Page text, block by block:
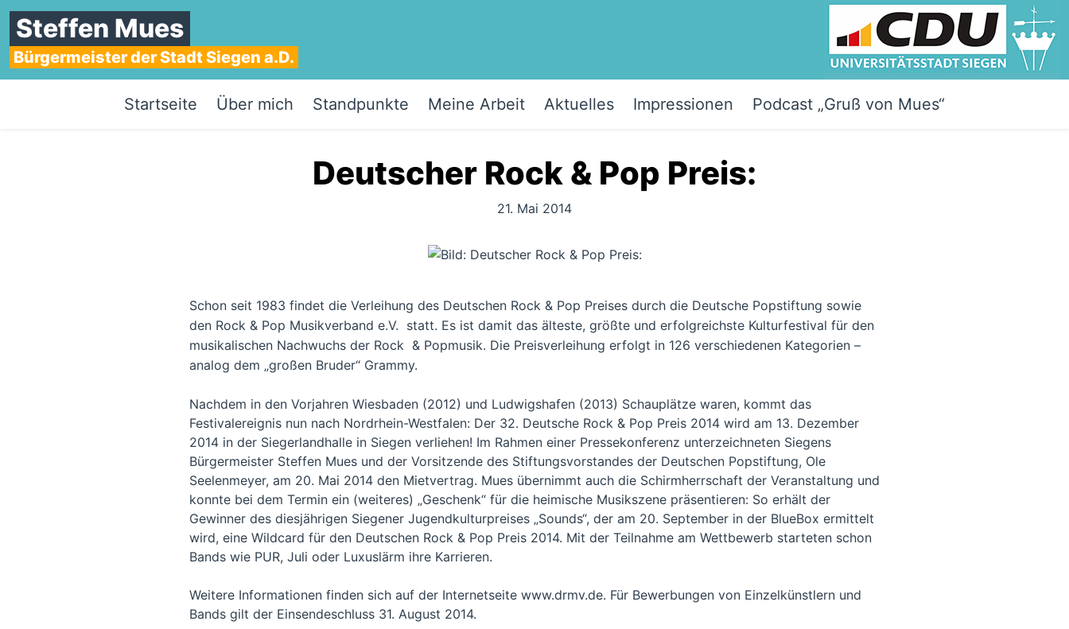
Steffen Mues
Bürgermeister der Stadt Siegen a.D.
Startseite Über mich Standpunkte Meine Arbeit Aktuelles Impressionen Podcast „Gruß von Mues“
​Deutscher Rock & Pop Preis:
21. Mai 2014
Schon seit 1983 findet die Verleihung des Deutschen Rock & Pop Preises durch die Deutsche Popstiftung sowie
den Rock & Pop Musikverband e.V. statt. Es ist damit das älteste, größte und erfolgreichste Kulturfestival für den
musikalischen Nachwuchs der Rock & Popmusik. Die Preisverleihung erfolgt in 126 verschiedenen Kategorien –
analog dem „großen Bruder“ Grammy.
Nachdem in den Vorjahren Wiesbaden (2012) und Ludwigshafen (2013) Schauplätze waren, kommt das
Festivalereignis nun nach Nordrhein-Westfalen: Der 32. Deutsche Rock & Pop Preis 2014 wird am 13. Dezember
2014 in der Siegerlandhalle in Siegen verliehen! Im Rahmen einer Pressekonferenz unterzeichneten Siegens
Bürgermeister Steffen Mues und der Vorsitzende des Stiftungsvorstandes der Deutschen Popstiftung, Ole
Seelenmeyer, am 20. Mai 2014 den Mietvertrag. Mues übernimmt auch die Schirmherrschaft der Veranstaltung und
konnte bei dem Termin ein (weiteres) „Geschenk“ für die heimische Musikszene präsentieren: So erhält der
Gewinner des diesjährigen Siegener Jugendkulturpreises „Sounds“, der am 20. September in der BlueBox ermittelt
wird, eine Wildcard für den Deutschen Rock & Pop Preis 2014. Mit der Teilnahme am Wettbewerb starteten schon
Bands wie PUR, Juli oder Luxuslärm ihre Karrieren.
Weitere Informationen finden sich auf der Internetseite www.drmv.de. Für Bewerbungen von Einzelkünstlern und
Bands gilt der Einsendeschluss 31. August 2014.